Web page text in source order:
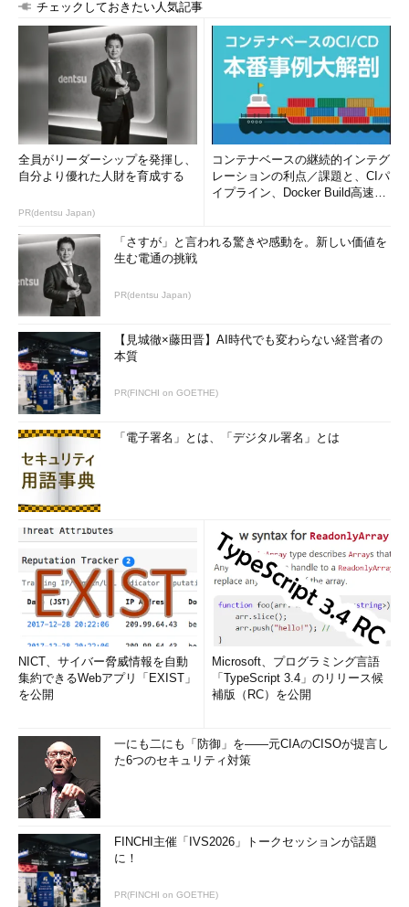
Windows Server 2012の機能の一覧
将来のWindows Server OSでは廃止される予定の
機能が2つほどある。「非推奨」と記述されてい
る、SUAとWindowsシステム・リソース・マネー
ジャの2つである。
役割や機能そのものは従来のWindows Server 2008 R2と違い
はほとんどないが、Active Directoryのインストール方法だけは
大きく変わっている。詳細は今後Active Directoryの解説のとき
に紹介するが、Active Directoryドメインを作成する場合には、
以前のようにdcpromo.exeは利用しなくなっている。「Active
Directory ドメイン サービス」役割をインストールすると、サー
バ・マネージャに次のような警告メッセージが表示されるので、
それをクリックしてドメイン・コントローラへ昇格させる。
Active Directoryの役割追加後のサーバ・マネー
Active Directoryのドメイン・コントローラに昇格
させるためのdcpromo.exeコマンドはWindows S
erver 2012では廃止された。Active Directoryドメ
イン・サービスを追加するとこのようなメッセー
ジが表示されるので、それをクリックしてActive
Directoryの導入作業を進める。
上記のメッセージをクリックすると、次のようなタスクの詳細
と通知が表示されるので、「このサーバーをドメイン コントロ
チェックしておきたい人気記事
全員がリーダーシップを発揮し、
自分より優れた人財を育成する
PR(dentsu Japan)
コンテナベースの継続的インテグ
レーションの利点／課題と、CIパ
イプライン、Docker Build高速化
「さすが」と言われる驚きや感動を。新しい価値を
生む電通の挑戦
PR(dentsu Japan)
【見城徹×藤田晋】AI時代でも変わらない経営者の
本質
PR(FINCHI on GOETHE)
「電子署名」とは、「デジタル署名」とは
NICT、サイバー脅威情報を自動
集約できるWebアプリ「EXIST」
を公開
Microsoft、プログラミング言語
「TypeScript 3.4」のリリース候
補版（RC）を公開
一にも二にも「防御」を――元CIAのCISOが提言し
た6つのセキュリティ対策
FINCHI主催「IVS2026」トークセッションが話題
に！
PR(FINCHI on GOETHE)